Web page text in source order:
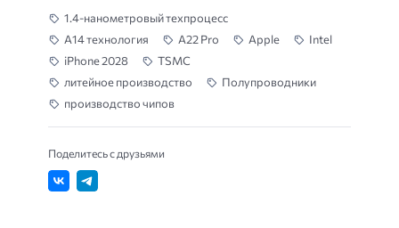
1.4-нанометровый техпроцесс
A14 технология
A22 Pro Apple
Intel
iPhone 2028
TSMC
литейное производство
Полупроводники
производство чипов
Поделитесь с друзьями